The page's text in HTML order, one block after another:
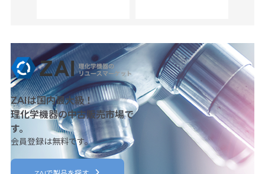
ZAIは国内最大級！
理化学機器の中古販売市場で
す。
会員登録は無料です。